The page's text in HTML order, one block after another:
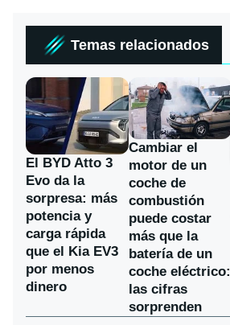
Temas relacionados
El BYD Atto 3
Evo da la
sorpresa: más
potencia y
carga rápida
que el Kia EV3
por menos
dinero
Cambiar el
motor de un
coche de
combustión
puede costar
más que la
batería de un
coche eléctrico:
las cifras
sorprenden